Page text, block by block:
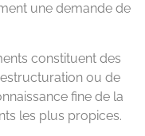
une demande de
constituent des
ou de
fine de la
les plus propices.